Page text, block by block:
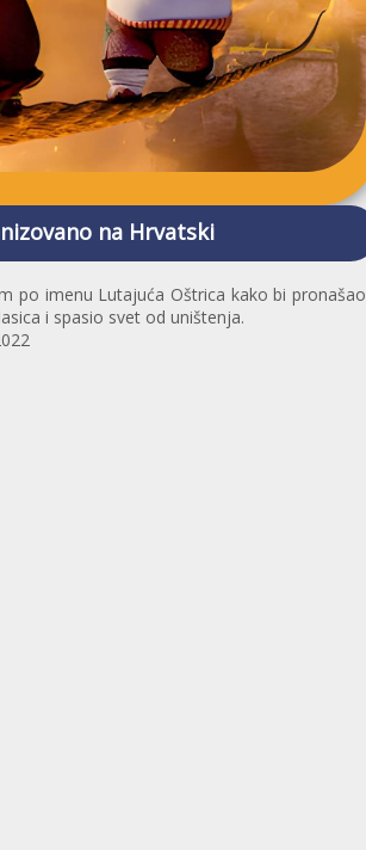
na Hrvatski
po imenu Lutajuća Oštrica kako bi pronašao
i spasio svet od uništenja.